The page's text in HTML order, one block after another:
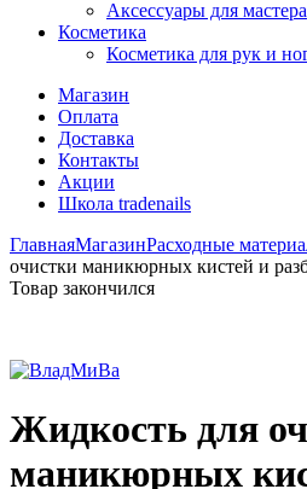
Аксессуары для мастера
Косметика
Косметика для рук и
Магазин
Оплата
Доставка
Контакты
Акции
Школа tradenails
ГлавнаяМагазинРасходные
очистки маникюрных кистей и
Товар закончился
Жидкость для
маникюрных